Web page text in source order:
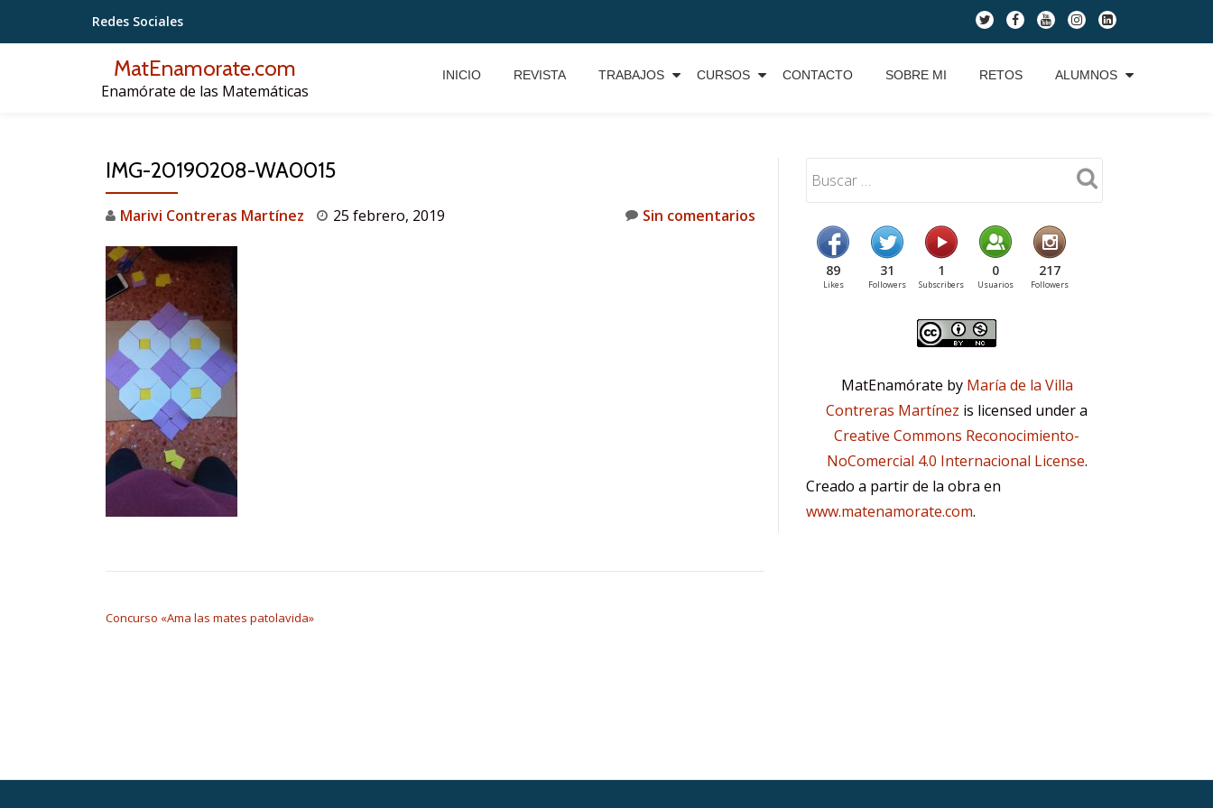
Saltar
Redes Sociales
fa-
twitter
fa-
facebook
fa-
youtube
fa-
instagram
fa-
linkedin-
square
MatEnamorate.com
Enamórate de las Matemáticas
INICIO REVISTA TRABAJOS CURSOS CONTACTO SOBRE MI RETOS ALUMNOS
IMG-20190208-WA0015
Marivi Contreras Martínez 25 febrero, 2019 Sin comentarios
Concurso «Ama las mates patolavida»
89
Likes
31
Followers
1
Subscribers
0
Usuarios
217
Followers
MatEnamórate by María de la Villa
Contreras Martínez is licensed under a
Creative Commons Reconocimiento-
NoComercial 4.0 Internacional License.
Creado a partir de la obra en
www.matenamorate.com.